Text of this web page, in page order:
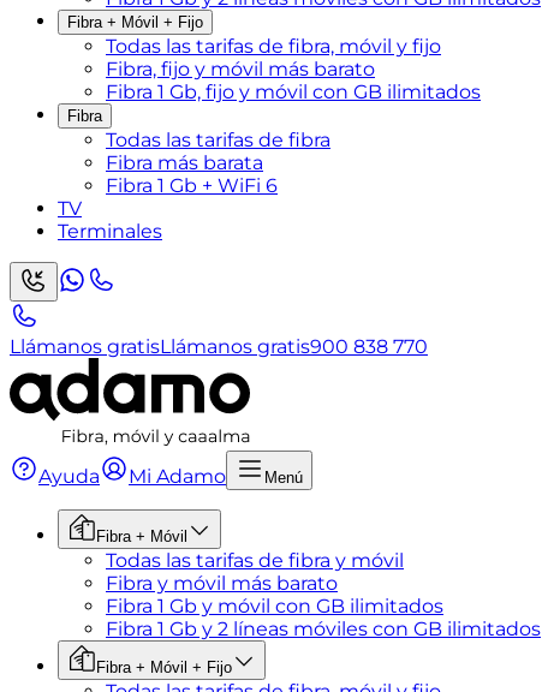
Fibra + Móvil + Fijo
Todas las tarifas de fibra, móvil y fijo
Fibra, fijo y móvil más barato
Fibra 1 Gb, fijo y móvil con GB ilimitados
Fibra
Todas las tarifas de fibra
Fibra más barata
Fibra 1 Gb + WiFi 6
TV
Terminales
Llámanos gratisLlámanos gratis900 838 770
Ayuda Mi Adamo Menú
Fibra + Móvil
Todas las tarifas de fibra y móvil
Fibra y móvil más barato
Fibra 1 Gb y móvil con GB ilimitados
Fibra 1 Gb y 2 líneas móviles con GB ilimitados
Fibra + Móvil + Fijo